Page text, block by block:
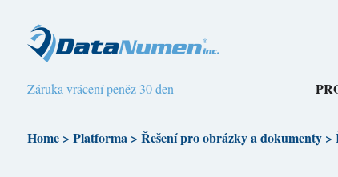
Záruka vrácení peněz 30 den
Home> Platforma> Řešení pro obrázky a dokumenty>